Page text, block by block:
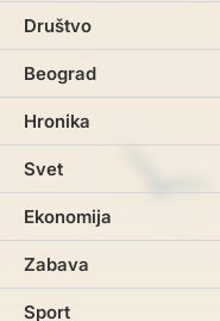
Društvo
Beograd
Hronika
Svet
Ekonomija
Zabava
Sport